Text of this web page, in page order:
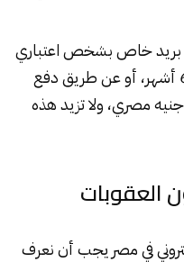
أو بريد خاص بشخص اعتباري
يعاقب بالسجن لمدة لا تنقص عن 6 أشهر، أو عن طريق دفع
غرامة مالية لا تنقص عن 100000 جنيه مصري، ولا تزيد هذه
قانون العقوبات
في مصر يجب أن نعرف